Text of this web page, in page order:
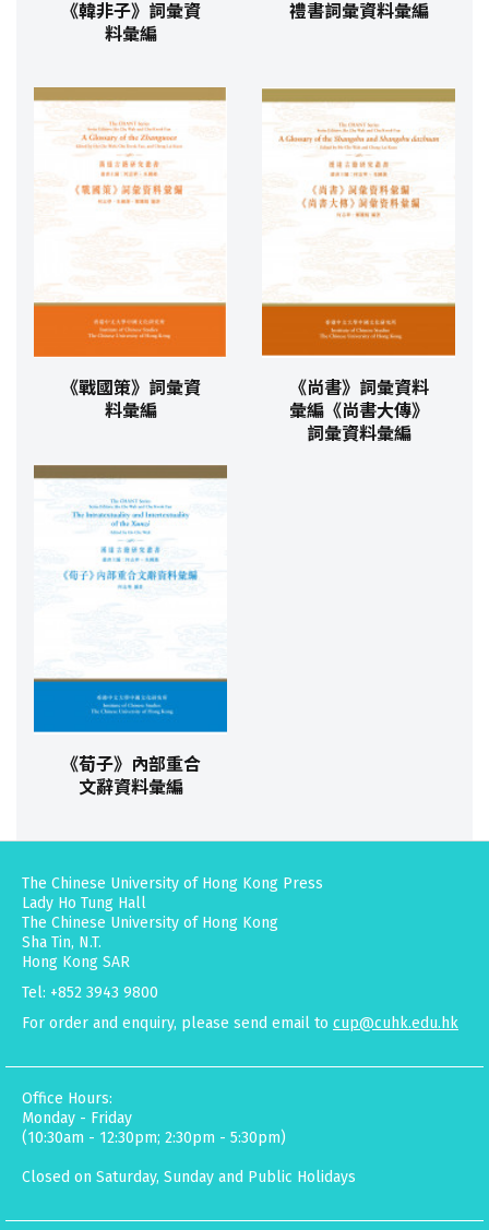
《韓非子》詞彙資
料彙編
禮書詞彙資料彙編
《戰國策》詞彙資
料彙編
《尚書》詞彙資料
彙編《尚書大傳》
詞彙資料彙編
《荀子》內部重合
文辭資料彙編
The Chinese University of Hong Kong Press
Lady Ho Tung Hall
The Chinese University of Hong Kong
Sha Tin, N.T.
Hong Kong SAR
Tel: +852 3943 9800
For order and enquiry, please send email to cup@cuhk.edu.hk
Office Hours:
Monday - Friday
(10:30am - 12:30pm; 2:30pm - 5:30pm)
Closed on Saturday, Sunday and Public Holidays